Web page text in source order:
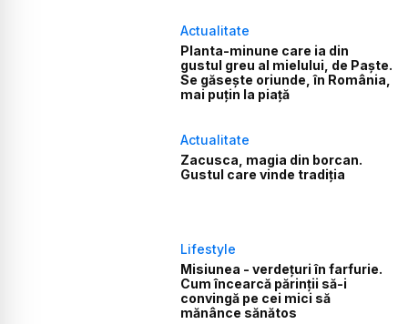
Actualitate
Planta-minune care ia din
gustul greu al mielului, de Paște.
Se găsește oriunde, în România,
mai puțin la piață
Actualitate
Zacusca, magia din borcan.
Gustul care vinde tradiția
Lifestyle
Misiunea - verdețuri în farfurie.
Cum încearcă părinții să-i
convingă pe cei mici să
mănânce sănătos